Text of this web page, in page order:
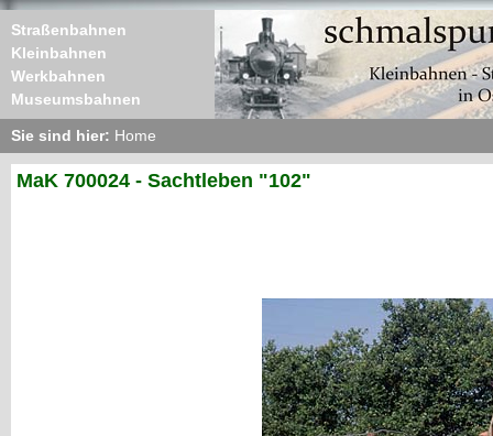
Straßenbahnen
Kleinbahnen
Werkbahnen
Museumsbahnen
Sie sind hier: Home
MaK 700024 - Sachtleben "102"